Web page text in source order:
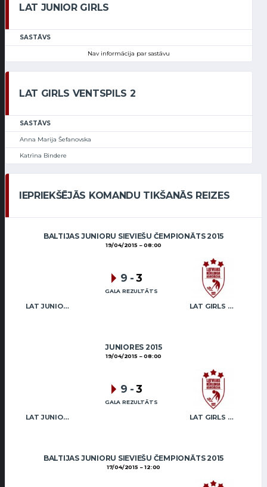
LAT JUNIOR GIRLS
SASTĀVS
Nav informācija par sastāvu
LAT GIRLS VENTSPILS 2
SASTĀVS
Anna Marija Šefanovska
Katrīna Bindere
IEPRIEKŠĒJĀS KOMANDU TIKŠANĀS REIZES
BALTIJAS JUNIORU SIEVIEŠU ČEMPIONĀTS 2015
19/04/2015 08:00
LAT JUNIOR GIRLS LAT GIRLS VENTSPILS 2
9 -3
GALA REZULTĀTS
JUNIORES 2015
19/04/2015 08:00
LAT JUNIOR GIRLS LAT GIRLS VENTSPILS 2
9 -3
GALA REZULTĀTS
BALTIJAS JUNIORU SIEVIEŠU ČEMPIONĀTS 2015
17/04/2015 12:00